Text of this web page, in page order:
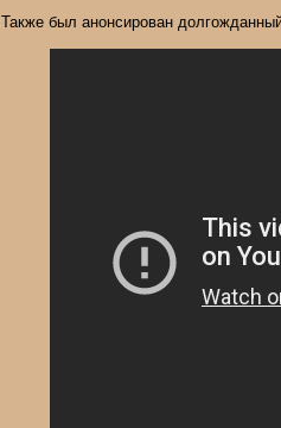
Также был анонсирован